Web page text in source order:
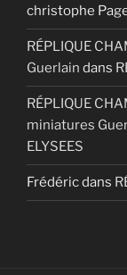
christophe
RÉPLIQUE
Guerlain dans
RÉPLIQUE
miniatures
ELYSEES
Frédéricdans